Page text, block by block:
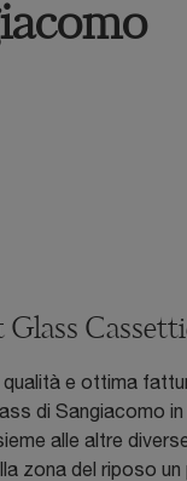
Glass
qualità e ottima
di Sangiacomo in
alle altre
zona del riposo